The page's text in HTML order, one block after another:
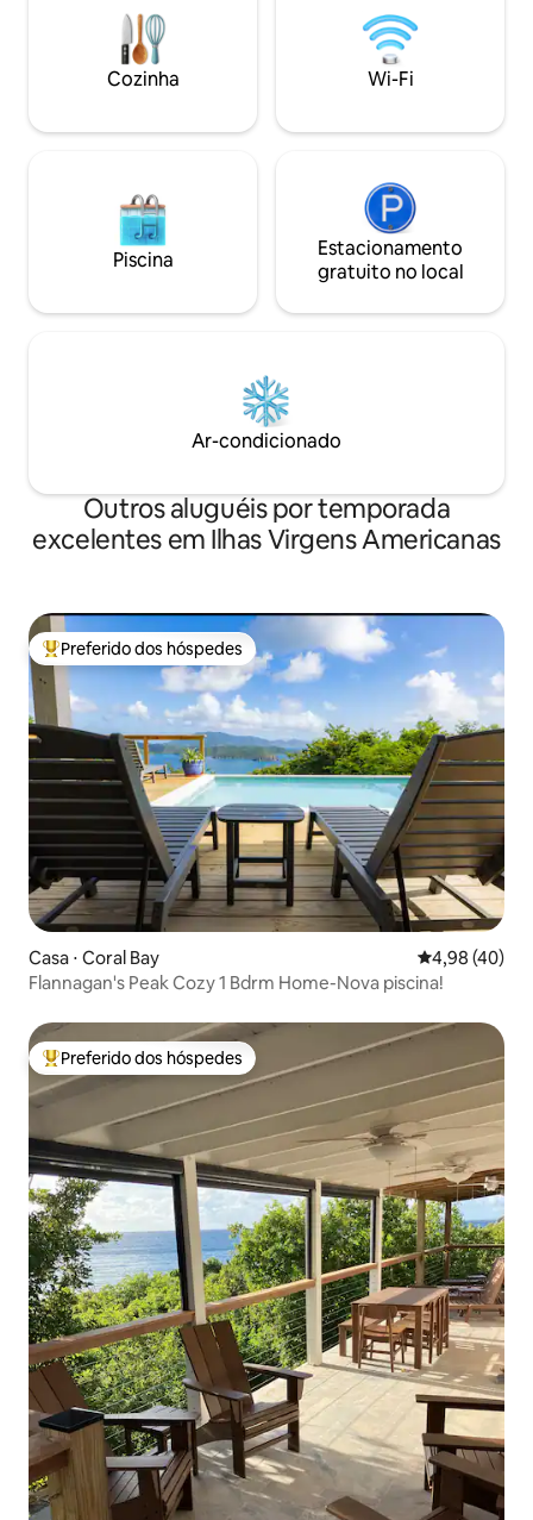
transparente, pranchas de stand up
paddle e escadas para a água. Localizado
no bairro privado de Peterborg, a uma
curta caminhada pela costa até Magens
com um gerador.
com Netflix etc. 2
king size. Sofá-
incluído. 1 berço
6 pessoas.
Cozinha Wi-Fi
Piscina
Estacionamento
gratuito no local
Ar-condicionado
Outros aluguéis por temporada
excelentes em Ilhas Virgens Americanas
Entre os melhores preferidos dos hóspedes
Preferido dos hóspedes
Casa ⋅ Coral Bay 4,98 de uma
4,98 (40)
Flannagan's Peak Cozy 1 Bdrm Home-Nova piscina!
Entre os melhores preferidos dos hóspedes
Preferido dos hóspedes